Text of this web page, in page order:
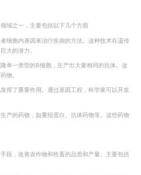
域之一，主要包括以下几个方面
细胞内基因来治疗疾病的方法。这种技术在遗传
大的潜力。
单一类型的B细胞，生产出大量相同的抗体。这
物。
挥了重要作用。通过基因工程，科学家可以开发
产的药物，如重组蛋白、抗体药物等。这些药物
段，改善农作物和牲畜的品质和产量。主要包括